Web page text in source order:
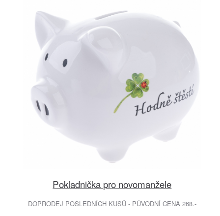
Pokladnička pro novomanžele
DOPRODEJ POSLEDNÍCH KUSŮ - PŮVODNÍ CENA 268.-